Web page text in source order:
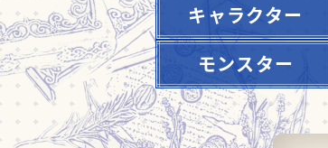
キャラクター
モンスター